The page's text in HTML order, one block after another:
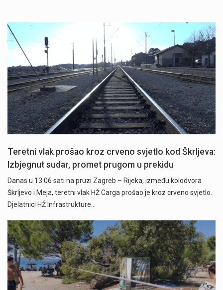
Teretni vlak prošao kroz crveno svjetlo kod Škrljeva:
Izbjegnut sudar, promet prugom u prekidu
Danas u 13:06 sati na pruzi Zagreb – Rijeka, između kolodvora
Škrljevo i Meja, teretni vlak HŽ Carga prošao je kroz crveno svjetlo.
Djelatnici HŽ Infrastrukture…